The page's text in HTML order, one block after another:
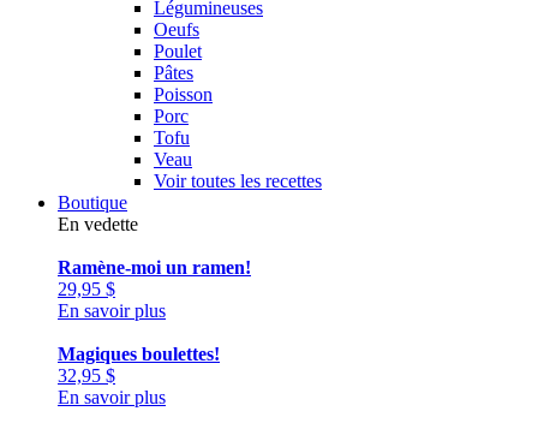
Légumineuses
Oeufs
Poulet
Pâtes
Poisson
Porc
Tofu
Veau
Voir toutes les recettes
Boutique
En vedette
Ramène-moi un ramen!
29,95 $
En savoir plus
Magiques boulettes!
32,95 $
En savoir plus